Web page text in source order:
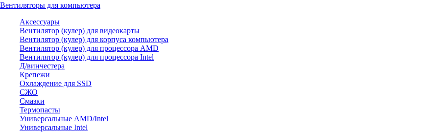
Вентиляторы для компьютера
Аксессуары
Вентилятор (кулер) для видеокарты
Вентилятор (кулер) для корпуса компьютера
Вентилятор (кулер) для процессора AMD
Вентилятор (кулер) для процессора Intel
Д/винчестера
Крепежи
Охлаждение для SSD
СЖО
Смазки
Термопасты
Универсальные AMD/Intel
Универсальные Intel